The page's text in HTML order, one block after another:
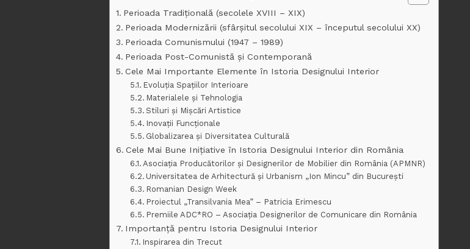
Perioada Tradițională (secolele XVIII – XIX)
Perioada Modernizării (sfârșitul secolului XIX – începutul secolului XX)
Perioada Comunismului (1947 – 1989)
Perioada Post-Comunistă și Contemporană
Cele Mai Importante Elemente în Istoria Designului Interior
Evoluția Spațiilor Interioare
Materialele și Tehnologia
Stiluri și Mișcări Artistice
Inovații Funcționale
Globalizarea și Diversitatea Culturală
Cele Mai Bune Inițiative în Istoria Designului Interior din România
Asociația Producătorilor și Designerilor de Mobilier din România (APMNR)
Universitatea de Arhitectură și Urbanism „Ion Mincu” din București
Romanian Design Week
Proiectul „Transilvania Mea” – Patricia Erimescu
Premiile ADC*RO – Asociația Designerilor de Comunicare din România
Importanță pentru Istoria Designului Interior
Inspirarea din Trecut